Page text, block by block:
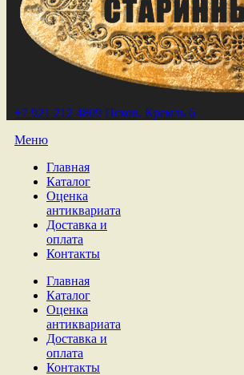
+7 921 212 4809 Псков, Кремль 6
Меню
Главная
Каталог
Оценка
антиквариата
Доставка и
оплата
Контакты
Главная
Каталог
Оценка
антиквариата
Доставка и
оплата
Контакты